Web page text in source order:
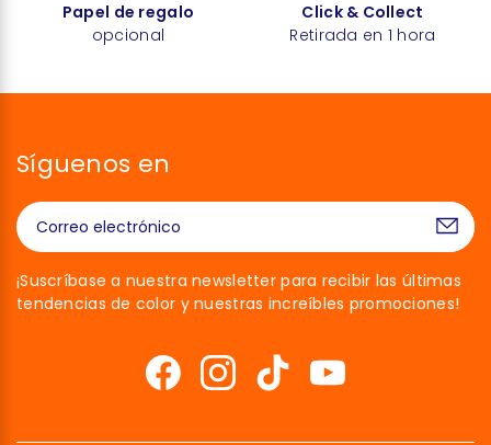
Papel de regalo
opcional
Click & Collect
Retirada en 1 hora
Síguenos en
¡Suscríbase a nuestra newsletter para recibir las últimas
tendencias de color y nuestras increíbles promociones!